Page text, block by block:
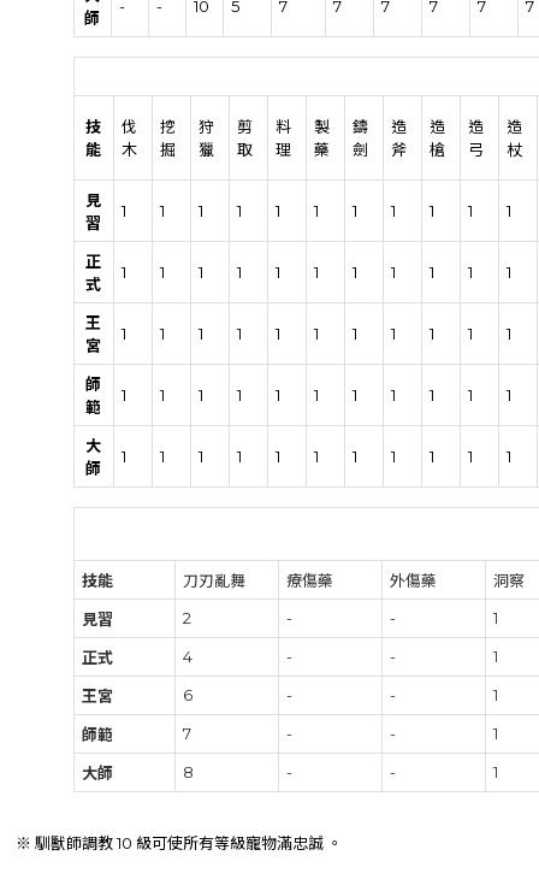
師
- - 10 5 7 7 7 7 7 7
技
能
伐
木
挖
掘
狩
獵
剪
取
料
理
製
藥
鑄
劍
造
斧
造
槍
造
弓
造
杖
見
習
1 1 1 1 1 1 1 1 1 1 1
正
式
1 1 1 1 1 1 1 1 1 1 1
王
宮
1 1 1 1 1 1 1 1 1 1 1
師
範
1 1 1 1 1 1 1 1 1 1 1
大
師
1 1 1 1 1 1 1 1 1 1 1
技能 刀刃亂舞 療傷藥 外傷藥
洞察
見習
2 - - 1
正式 4 - - 1
王宮 6 - - 1
師範 7 - - 1
大師 8 - - 1
※ 馴獸師調教 10 級可使所有等級寵物滿忠誠 。